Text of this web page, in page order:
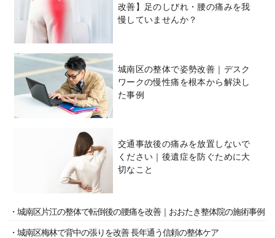
改善】足のしびれ・腰の痛みを我
慢していませんか？
城南区の整体で姿勢改善｜デスク
ワークの慢性痛を根本から解決し
た事例
交通事故後の痛みを放置しないで
ください｜後遺症を防ぐために大
切なこと
・城南区片江の整体で転倒後の腰痛を改善｜おおたき整体院の施術事例
・城南区梅林で背中の張りを改善 長年通う信頼の整体ケア